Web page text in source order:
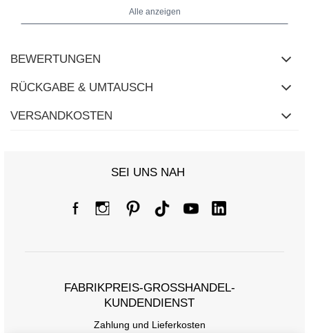
Maße flach gemessen (+/- 1 cm)
Alle anzeigen
BEWERTUNGEN
RÜCKGABE & UMTAUSCH
VERSANDKOSTEN
SEI UNS NAH
FABRIKPREIS-GROSSHANDEL-K
UNDENDIENST
Zahlung und Lieferkosten